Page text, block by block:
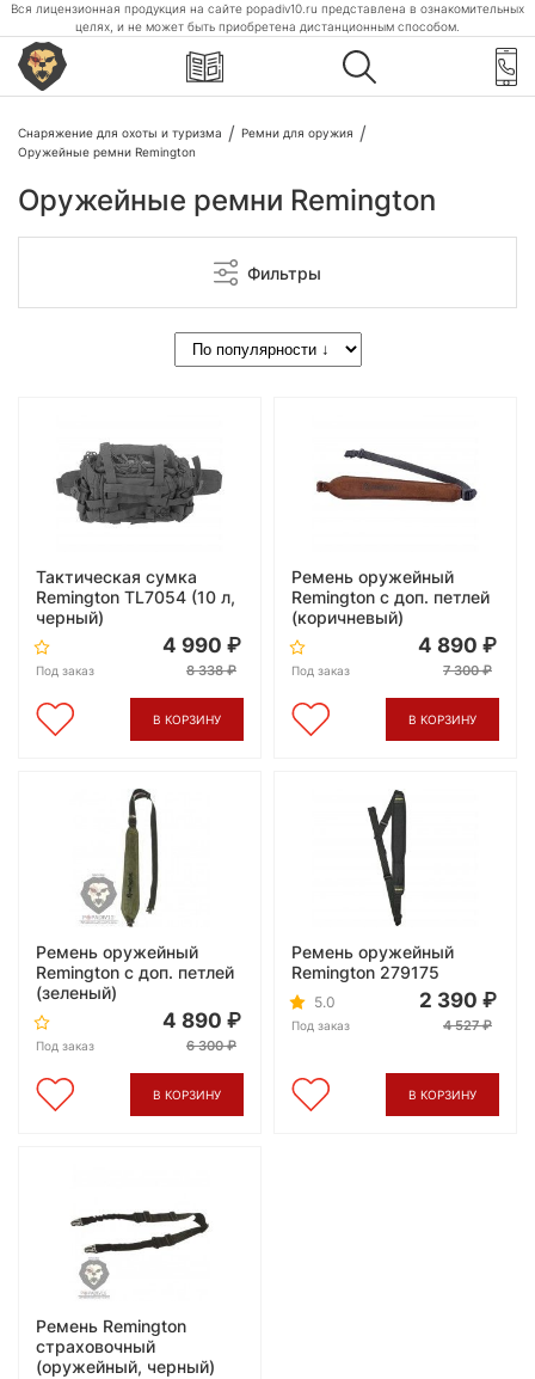
Вся лицензионная продукция на сайте popadiv10.ru представлена в ознакомительных
целях, и не может быть приобретена дистанционным способом.
Снаряжение для охоты и туризма
Ремни для оружия
Оружейные ремни Remington
Оружейные ремни Remington
Фильтры
Тактическая сумка
Remington TL7054 (10 л,
черный)
Под заказ
4 990
8 338
В КОРЗИНУ
Ремень оружейный
Remington с доп. петлей
(коричневый)
Под заказ
4 890
7 300
В КОРЗИНУ
Ремень оружейный
Remington с доп. петлей
(зеленый)
Под заказ
4 890
6 300
В КОРЗИНУ
Ремень оружейный
Remington 279175
5.0
Под заказ
2 390
4 527
В КОРЗИНУ
Ремень Remington
страховочный
(оружейный, черный)